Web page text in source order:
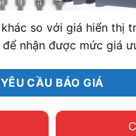
so với giá hiển thị
nhận được mức giá
YÊU CẦU BÁO GIÁ